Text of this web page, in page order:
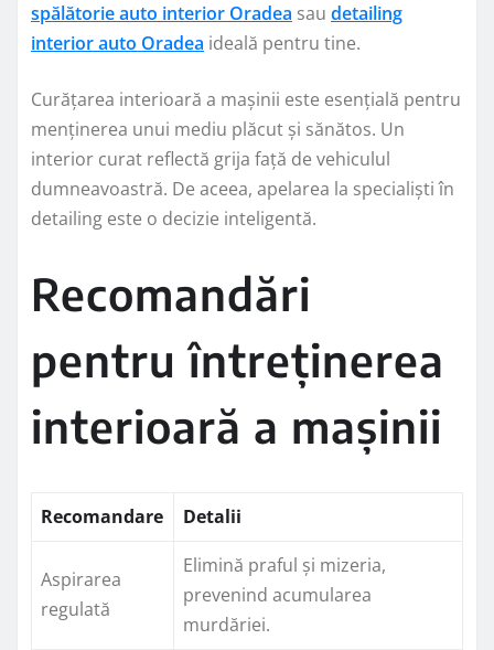
spălătorie auto interior Oradea sau detailing
interior auto Oradea ideală pentru tine.
Curățarea interioară a mașinii este esențială pentru
menținerea unui mediu plăcut și sănătos. Un
interior curat reflectă grija față de vehiculul
dumneavoastră. De aceea, apelarea la specialiști în
detailing este o decizie inteligentă.
Recomandări
pentru întreținerea
interioară a mașinii
Recomandare Detalii
Aspirarea
regulată
Elimină praful și mizeria,
prevenind acumularea
murdăriei.